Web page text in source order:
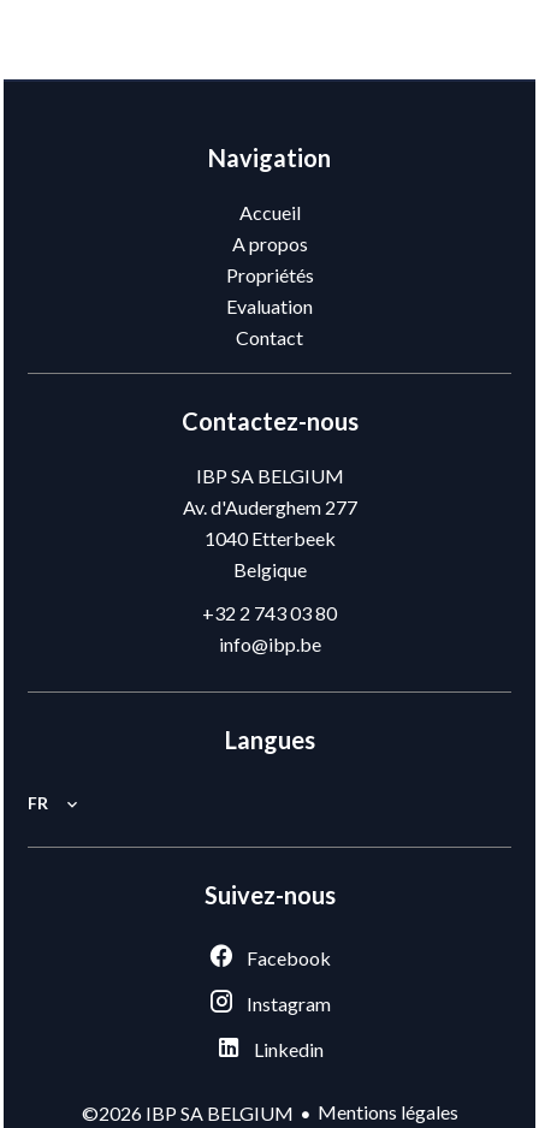
Navigation
Accueil
A propos
Propriétés
Evaluation
Contact
Contactez-nous
IBP SA BELGIUM
Av. d'Auderghem 277
1040Etterbeek
Belgique
+32 2 743 03 80
info@ibp.be
Langues
FR
Suivez-nous
Facebook
Instagram
Linkedin
©2026 IBP SA BELGIUM Mentions légales